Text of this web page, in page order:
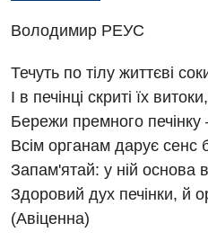
Володимир РЕУС
Течуть по тілу життєві
І в печінці скриті їх витоки,
Бережи премного
Всім органам дарує сенс
Запам'ятай: у ній основа
Здоровий дух печінки, й
(Авіценна)